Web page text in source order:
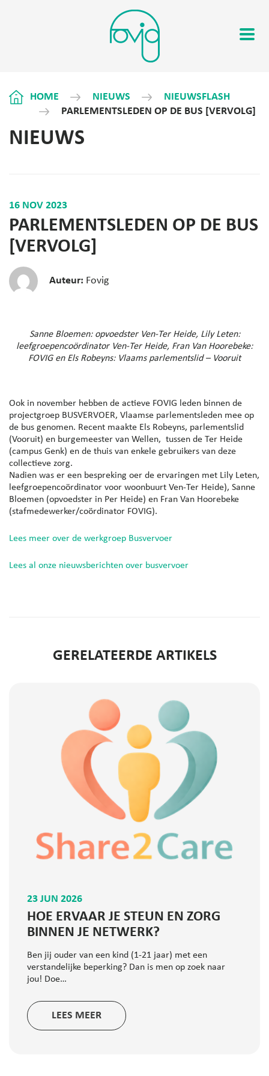
HOME NIEUWS
NIEUWSFLASH
PARLEMENTSLEDEN OP DE BUS [VERVOLG]
NIEUWS
16 NOV 2023
PARLEMENTSLEDEN OP DE BUS
[VERVOLG]
Auteur: Fovig
Sanne Bloemen: opvoedster Ven-Ter Heide, Lily Leten:
leefgroepencoördinator Ven-Ter Heide, Fran Van Hoorebeke:
FOVIG en Els Robeyns: Vlaams parlementslid – Vooruit
Ook in november hebben de actieve FOVIG leden binnen de
projectgroep BUSVERVOER, Vlaamse parlementsleden mee op
de bus genomen. Recent maakte Els Robeyns, parlementslid
(Vooruit) en burgemeester van Wellen, tussen de Ter Heide
(campus Genk) en de thuis van enkele gebruikers van deze
collectieve zorg.
Nadien was er een bespreking oer de ervaringen met Lily Leten,
leefgroepencoördinator voor woonbuurt Ven-Ter Heide), Sanne
Bloemen (opvoedster in Per Heide) en Fran Van Hoorebeke
(stafmedewerker/coördinator FOVIG).
Lees meer over de werkgroep Busvervoer
Lees al onze nieuwsberichten over busvervoer
GERELATEERDE ARTIKELS
23 JUN 2026
HOE ERVAAR JE STEUN EN ZORG
BINNEN JE NETWERK?
Ben jij ouder van een kind (1-21 jaar) met een
verstandelijke beperking? Dan is men op zoek naar
jou! Doe…
LEES MEER